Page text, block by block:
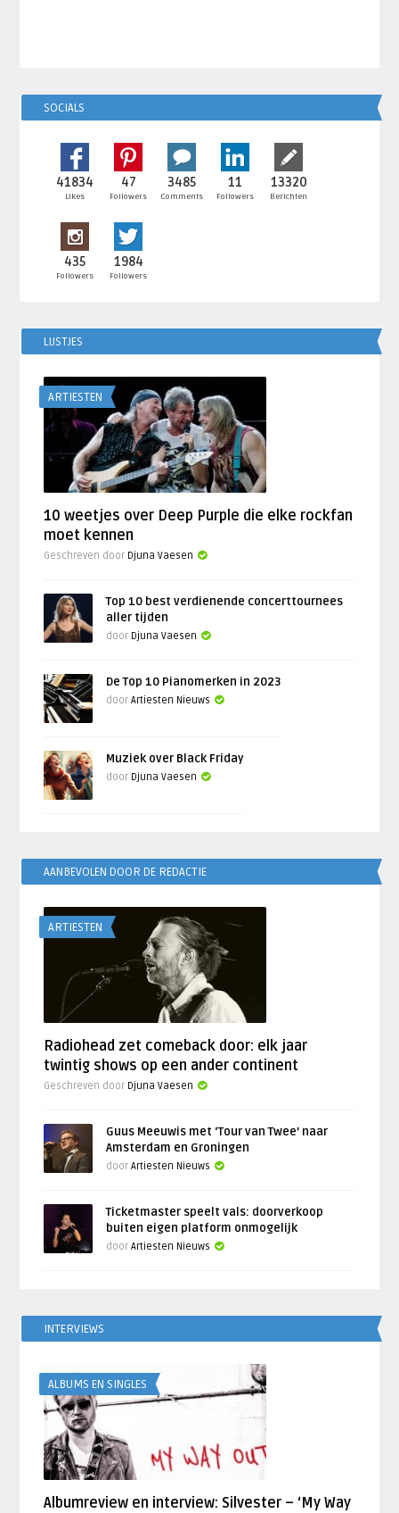
SOCIALS
41834
Likes
47
Followers
3485
Comments
11
Followers
13320
Berichten
435
Followers
1984
Followers
LIJSTJES
ARTIESTEN
10 weetjes over Deep Purple die elke rockfan
moet kennen
Geschreven door Djuna Vaesen
Top 10 best verdienende concerttournees
aller tijden
door Djuna Vaesen
De Top 10 Pianomerken in 2023
doorArtiesten Nieuws
Muziek over Black Friday
door Djuna Vaesen
AANBEVOLEN DOOR DE REDACTIE
ARTIESTEN
Radiohead zet comeback door: elk jaar
twintig shows op een ander continent
Geschreven door Djuna Vaesen
Guus Meeuwis met ‘Tour van Twee’ naar
Amsterdam en Groningen
doorArtiesten Nieuws
Ticketmaster speelt vals: doorverkoop
buiten eigen platform onmogelijk
doorArtiesten Nieuws
INTERVIEWS
ALBUMS EN SINGLES
Albumreview en interview: Silvester – ‘My Way